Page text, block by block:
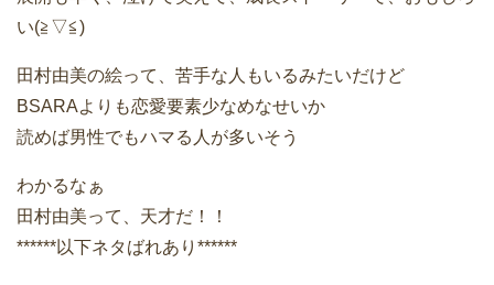
い(≧▽≦)
田村由美の絵って、苦手な人もいるみたいだけど
BSARAよりも恋愛要素少なめなせいか
読めば男性でもハマる人が多いそう
わかるなぁ
田村由美って、天才だ！！
******以下ネタばれあり******